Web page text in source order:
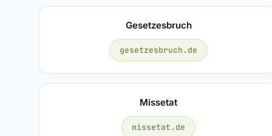
Gesetzesbruch
gesetzesbruch.de
Missetat
missetat.de